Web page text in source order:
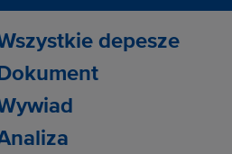
depesze
Dokument